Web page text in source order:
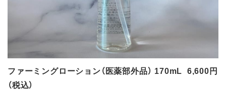
ファーミングローション（医薬部外品） 170mL 6,600円
（税込）